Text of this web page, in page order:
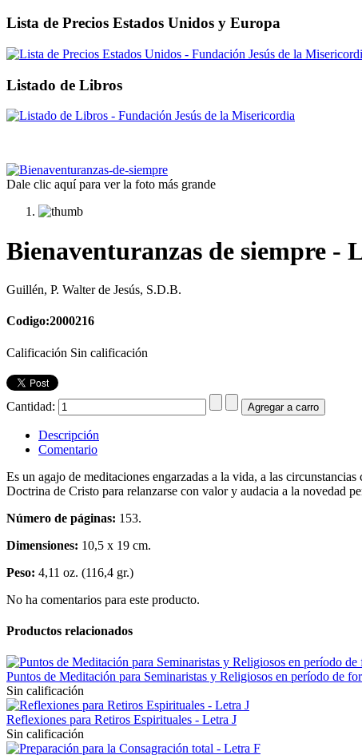
Lista de Precios Estados Unidos y Europa
Listado de Libros
Dale clic aquí para ver la foto más grande
Bienaventuranzas de siempre -
Guillén, P. Walter de Jesús, S.D.B.
Codigo:2000216
Calificación Sin calificación
Cantidad:
Descripción
Comentario
Es un agajo de meditaciones engarzadas a la vida, a las
Doctrina de Cristo para relanzarse con valor y audacia a la novedad
Número de páginas: 153.
Dimensiones: 10,5 x 19 cm.
Peso: 4,11 oz. (116,4 gr.)
No ha comentarios para este producto.
Productos relacionados
Puntos de Meditación para Seminaristas y Religiosos en período de
Sin calificación
Reflexiones para Retiros Espirituales - Letra J
Sin calificación